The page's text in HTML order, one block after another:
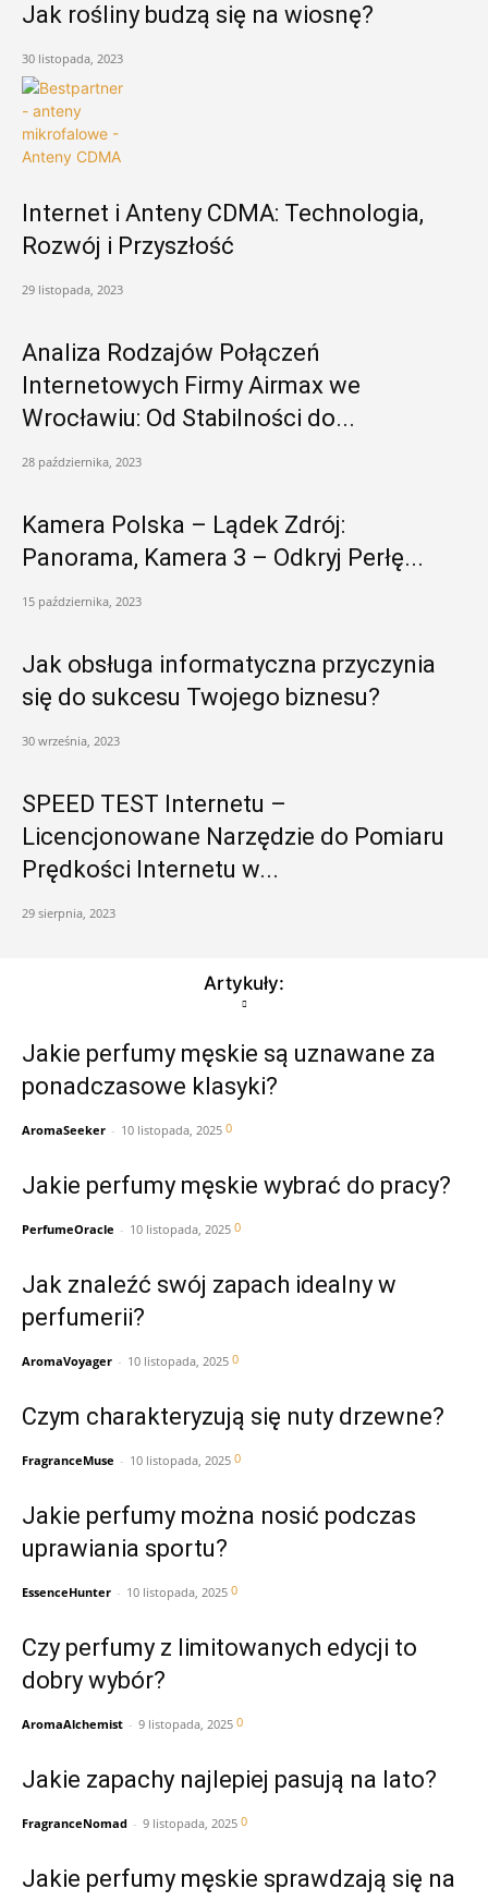
Jak rośliny budzą się na wiosnę?
30 listopada, 2023
Internet i Anteny CDMA: Technologia,
Rozwój i Przyszłość
29 listopada, 2023
Analiza Rodzajów Połączeń
Internetowych Firmy Airmax we
Wrocławiu: Od Stabilności do...
28 października, 2023
Kamera Polska – Lądek Zdrój:
Panorama, Kamera 3 – Odkryj Perłę...
15 października, 2023
Jak obsługa informatyczna przyczynia
się do sukcesu Twojego biznesu?
30 września, 2023
SPEED TEST Internetu –
Licencjonowane Narzędzie do Pomiaru
Prędkości Internetu w...
29 sierpnia, 2023
Artykuły:
Jakie perfumy męskie są uznawane za
ponadczasowe klasyki?
AromaSeeker - 10 listopada, 2025 0
Jakie perfumy męskie wybrać do pracy?
PerfumeOracle - 10 listopada, 2025 0
Jak znaleźć swój zapach idealny w
perfumerii?
AromaVoyager - 10 listopada, 2025 0
Czym charakteryzują się nuty drzewne?
FragranceMuse - 10 listopada, 2025 0
Jakie perfumy można nosić podczas
uprawiania sportu?
EssenceHunter - 10 listopada, 2025 0
Czy perfumy z limitowanych edycji to
dobry wybór?
AromaAlchemist - 9 listopada, 2025 0
Jakie zapachy najlepiej pasują na lato?
FragranceNomad - 9 listopada, 2025 0
Jakie perfumy męskie sprawdzają się na